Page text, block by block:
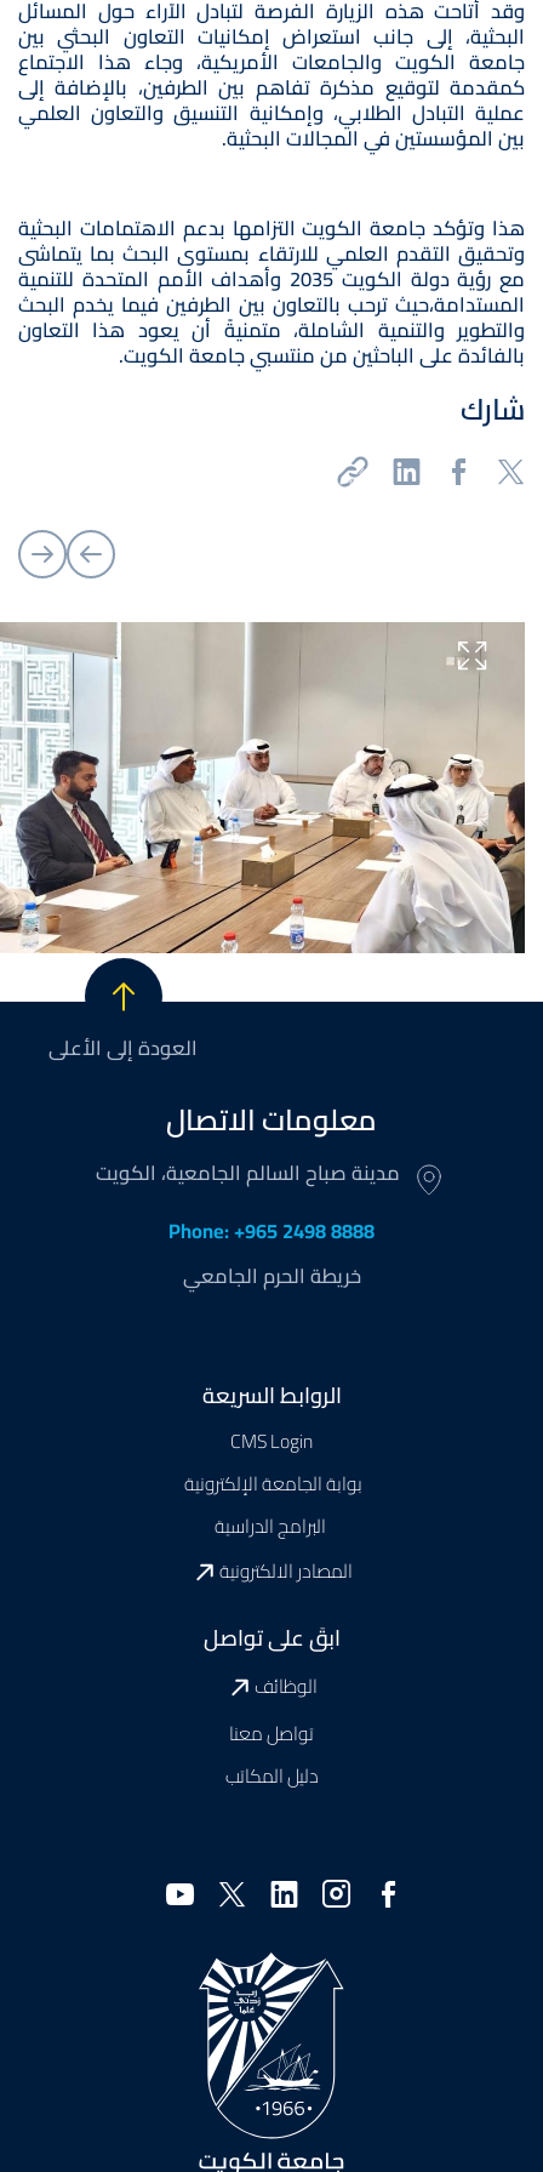
وقد أتاحت هذه الزيارة الفرصة لتبادل الآراء حول المسائل
البحثية، إلى جانب استعراض إمكانيات التعاون البحثي بين
جامعة الكويت والجامعات الأمريكية، وجاء هذا الاجتماع
كمقدمة لتوقيع مذكرة تفاهم بين الطرفين، بالإضافة إلى
عملية التبادل الطلابي، وإمكانية التنسيق والتعاون العلمي
بين المؤسستين في المجالات البحثية.
هذا وتؤكد جامعة الكويت التزامها بدعم الاهتمامات البحثية
وتحقيق التقدم العلمي للارتقاء بمستوى البحث بما يتماشى
مع رؤية دولة الكويت 2035 وأهداف الأمم المتحدة للتنمية
المستدامة،حيث ترحب بالتعاون بين الطرفين فيما يخدم البحث
والتطوير والتنمية الشاملة، متمنيةً أن يعود هذا التعاون
بالفائدة على الباحثين من منتسبي جامعة الكويت.
شارك
العودة إلى الأعلى
معلومات الاتصال
مدينة صباح السالم الجامعية، الكويت
Phone: +965 2498 8888
خريطة الحرم الجامعي
الروابط السريعة
CMS Login
بوابة الجامعة الإلكترونية
البرامج الدراسية
المصادر الالكترونية
ابقَ على تواصل
الوظائف
تواصل معنا
دليل المكاتب